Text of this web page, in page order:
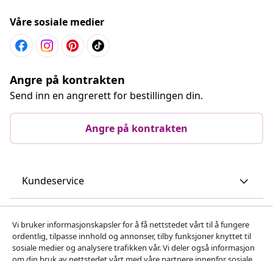
Våre sosiale medier
Angre på kontrakten
Send inn en angrerett for bestillingen din.
Angre på kontrakten
Kundeservice
vidaXL
Vi bruker informasjonskapsler for å få nettstedet vårt til å fungere
ordentlig, tilpasse innhold og annonser, tilby funksjoner knyttet til
sosiale medier og analysere trafikken vår. Vi deler også informasjon